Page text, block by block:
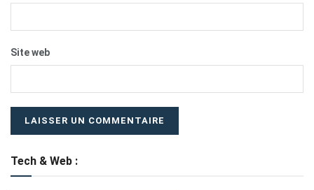
Site web
Tech & Web :